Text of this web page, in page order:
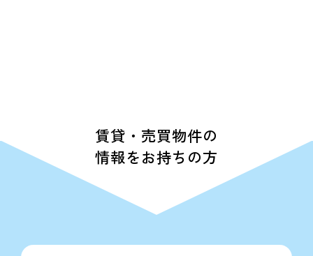
賃貸・売買物件の
情報をお持ちの方